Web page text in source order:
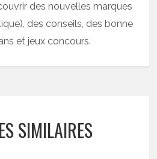
des nouvelles marques
des conseils, des bonne
et jeux concours.
SIMILAIRES